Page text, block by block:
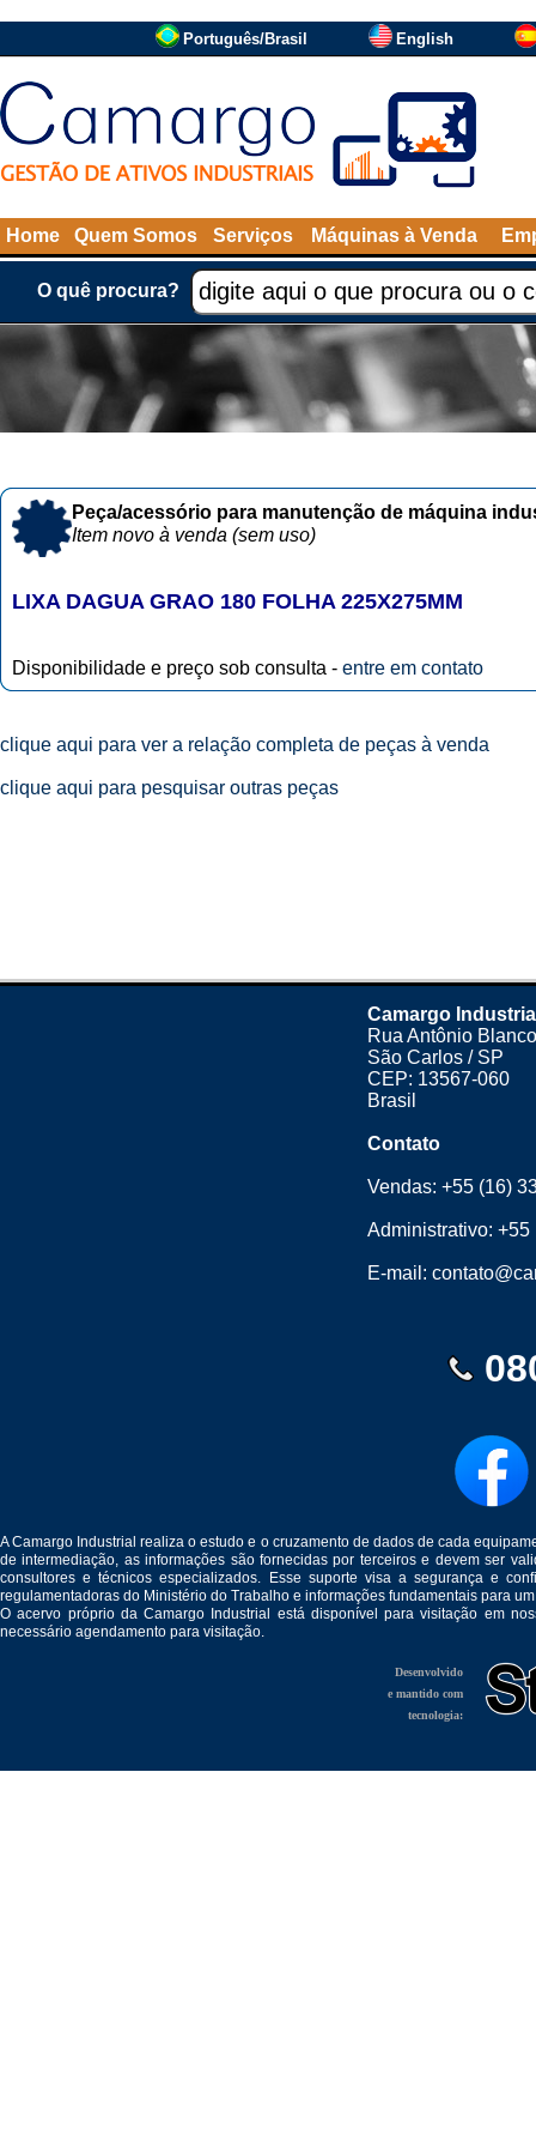
Português/Brasil English
Home Quem Somos Serviços Máquinas à Venda
O quê procura?
Peça/acessório para manutenção de máquina
Item novo à venda (sem uso)
LIXA DAGUA GRAO 180 FOLHA 225X275MM
Disponibilidade e preço sob consulta - entre em contato
clique aqui para ver a relação completa de peças à venda
clique aqui para pesquisar outras peças
Camargo
Rua Antônio
São Carlos / SP
CEP: 13567-060
Brasil
Contato
Vendas:+55 (16)
Administrativo:+55
E-mail:
A Camargo Industrial realiza o estudo e o cruzamento de dados de cada
de intermediação, as informações são fornecidas por terceiros e devem ser
consultores e técnicos especializados. Esse suporte visa a segurança e
regulamentadoras do Ministério do Trabalho e informações fundamentais para
O acervo próprio da Camargo Industrial está disponível para visitação em
necessário agendamento para visitação.
Desenvolvido
e mantido com
tecnologia: